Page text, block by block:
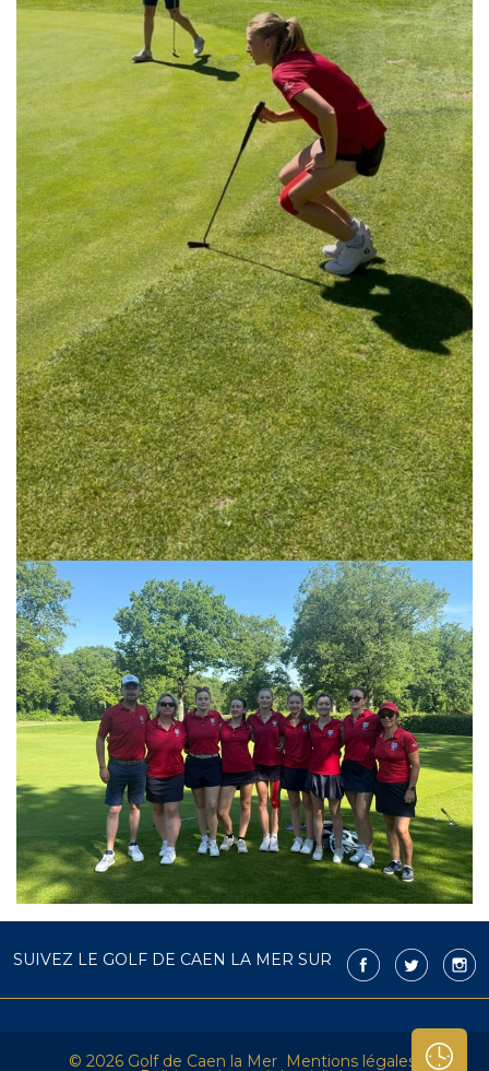
SUIVEZ LE GOLF DE CAEN LA MER SUR
© 2026 Golf de Caen la Mer Mentions légales